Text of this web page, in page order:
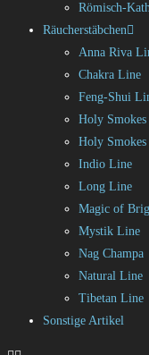
Römisch-
Räucherstäbchen
Anna Riva
Chakra Line
Feng-Shui
Holy Smokes
Holy
Indio Line
Long Line
Magic of
Mystik Line
Nag Champa
Natural Line
Tibetan Line
Sonstige Artikel